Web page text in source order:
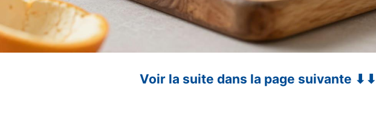
Voir la suite dans la page suivante ⬇⬇